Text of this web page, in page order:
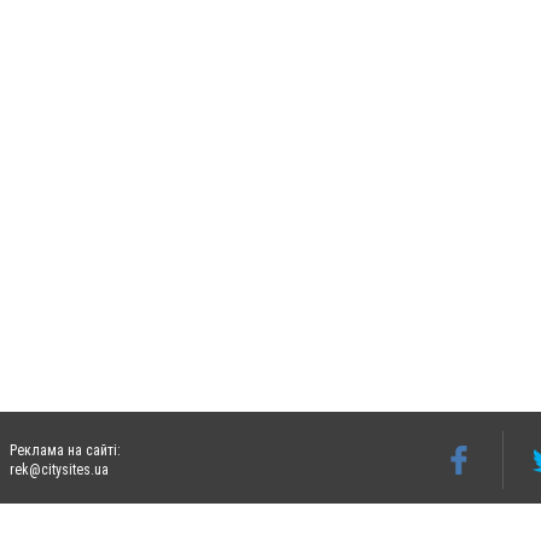
Реклама на сайті:
rek@citysites.ua